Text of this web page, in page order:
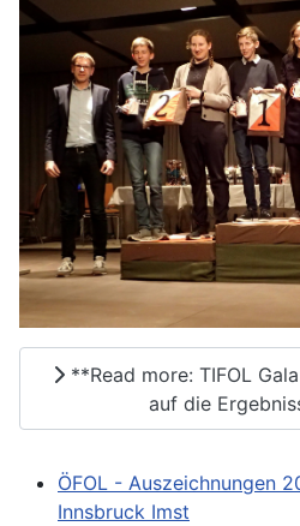
**Read more: TIFOL
auf die
ÖFOL - Auszeichnungen
Innsbruck Imst